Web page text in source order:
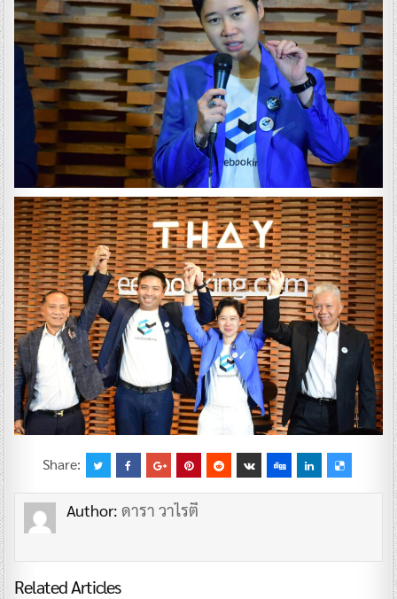
Share:
Author: ดารา วาไรตี้
Related Articles